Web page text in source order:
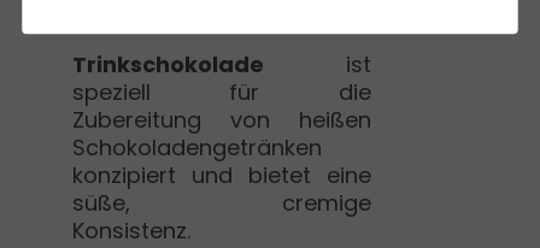
Trinkschokolade ist
speziell für die
Zubereitung von heißen
Schokoladengetränken
konzipiert und bietet eine
süße, cremige
Konsistenz.